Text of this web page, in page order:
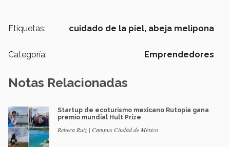
Etiquetas: cuidado de la piel, abeja melipona
Categoría: Emprendedores
Notas Relacionadas
Startup de ecoturismo mexicano Rutopía gana
premio mundial Hult Prize
Rebeca Ruiz | Campus Ciudad de México